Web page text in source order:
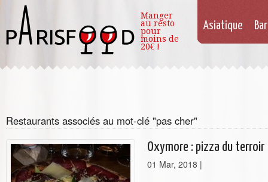
Manger
au resto
pour
moins de
20€ !
Asiatique
Restaurants associés au mot-clé "pas cher"
Oxymore : pizza du terroir
01 Mar, 2018 |